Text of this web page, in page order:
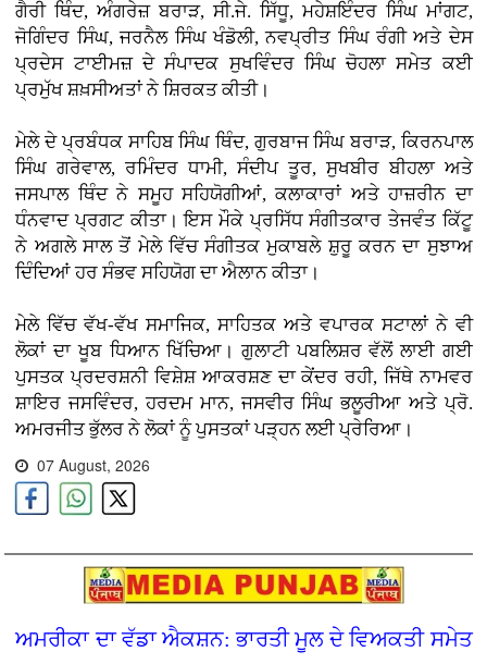
ਗੈਰੀ ਥਿੰਦ, ਅੰਗਰੇਜ਼ ਬਰਾੜ, ਸੀ.ਜੇ. ਸਿੱਧੂ, ਮਹੇਸ਼ਇੰਦਰ ਸਿੰਘ ਮਾਂਗਟ,
ਜੋਗਿੰਦਰ ਸਿੰਘ, ਜਰਨੈਲ ਸਿੰਘ ਖੰਡੋਲੀ, ਨਵਪ੍ਰੀਤ ਸਿੰਘ ਰੰਗੀ ਅਤੇ ਦੇਸ
ਪ੍ਰਦੇਸ ਟਾਈਮਜ਼ ਦੇ ਸੰਪਾਦਕ ਸੁਖਵਿੰਦਰ ਸਿੰਘ ਚੋਹਲਾ ਸਮੇਤ ਕਈ
ਪ੍ਰਮੁੱਖ ਸ਼ਖ਼ਸੀਅਤਾਂ ਨੇ ਸ਼ਿਰਕਤ ਕੀਤੀ।
ਮੇਲੇ ਦੇ ਪ੍ਰਬੰਧਕ ਸਾਹਿਬ ਸਿੰਘ ਥਿੰਦ, ਗੁਰਬਾਜ ਸਿੰਘ ਬਰਾੜ, ਕਿਰਨਪਾਲ
ਸਿੰਘ ਗਰੇਵਾਲ, ਰਮਿੰਦਰ ਧਾਮੀ, ਸੰਦੀਪ ਤੂਰ, ਸੁਖਬੀਰ ਬੀਹਲਾ ਅਤੇ
ਜਸਪਾਲ ਥਿੰਦ ਨੇ ਸਮੂਹ ਸਹਿਯੋਗੀਆਂ, ਕਲਾਕਾਰਾਂ ਅਤੇ ਹਾਜ਼ਰੀਨ ਦਾ
ਧੰਨਵਾਦ ਪ੍ਰਗਟ ਕੀਤਾ। ਇਸ ਮੌਕੇ ਪ੍ਰਸਿੱਧ ਸੰਗੀਤਕਾਰ ਤੇਜਵੰਤ ਕਿੱਟੂ
ਨੇ ਅਗਲੇ ਸਾਲ ਤੋਂ ਮੇਲੇ ਵਿੱਚ ਸੰਗੀਤਕ ਮੁਕਾਬਲੇ ਸ਼ੁਰੂ ਕਰਨ ਦਾ ਸੁਝਾਅ
ਦਿੰਦਿਆਂ ਹਰ ਸੰਭਵ ਸਹਿਯੋਗ ਦਾ ਐਲਾਨ ਕੀਤਾ।
ਮੇਲੇ ਵਿੱਚ ਵੱਖ-ਵੱਖ ਸਮਾਜਿਕ, ਸਾਹਿਤਕ ਅਤੇ ਵਪਾਰਕ ਸਟਾਲਾਂ ਨੇ ਵੀ
ਲੋਕਾਂ ਦਾ ਖੂਬ ਧਿਆਨ ਖਿੱਚਿਆ। ਗੁਲਾਟੀ ਪਬਲਿਸ਼ਰ ਵੱਲੋਂ ਲਾਈ ਗਈ
ਪੁਸਤਕ ਪ੍ਰਦਰਸ਼ਨੀ ਵਿਸ਼ੇਸ਼ ਆਕਰਸ਼ਣ ਦਾ ਕੇਂਦਰ ਰਹੀ, ਜਿੱਥੇ ਨਾਮਵਰ
ਸ਼ਾਇਰ ਜਸਵਿੰਦਰ, ਹਰਦਮ ਮਾਨ, ਜਸਵੀਰ ਸਿੰਘ ਭਲੂਰੀਆ ਅਤੇ ਪ੍ਰੋ.
ਅਮਰਜੀਤ ਭੁੱਲਰ ਨੇ ਲੋਕਾਂ ਨੂੰ ਪੁਸਤਕਾਂ ਪੜ੍ਹਨ ਲਈ ਪ੍ਰੇਰਿਆ।
07 August, 2026
ਅਮਰੀਕਾ ਦਾ ਵੱਡਾ ਐਕਸ਼ਨ: ਭਾਰਤੀ ਮੂਲ ਦੇ ਵਿਅਕਤੀ ਸਮੇਤ